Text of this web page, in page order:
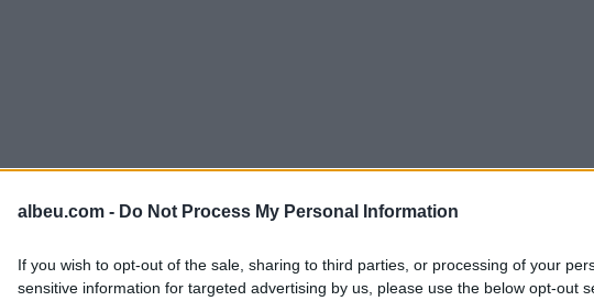
albeu.com - Do Not Process My Personal Information
If you wish to opt-out of the sale, sharing to third parties, or processing of your
sensitive information for targeted advertising by us, please use the below opt-out